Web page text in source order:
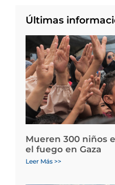
Últimas
Mueren 300 niños
el fuego en Gaza
Leer Más >>